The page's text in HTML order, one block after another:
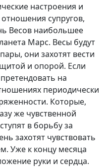
настроения и
супругов,
Весов наибольшее
Марс. Весы будут
они захотят вести
и опорой. Если
на
периодически
Которые,
же чувственной
в борьбу за
захотят чувствовать
Уже к концу месяца
руки и сердца.